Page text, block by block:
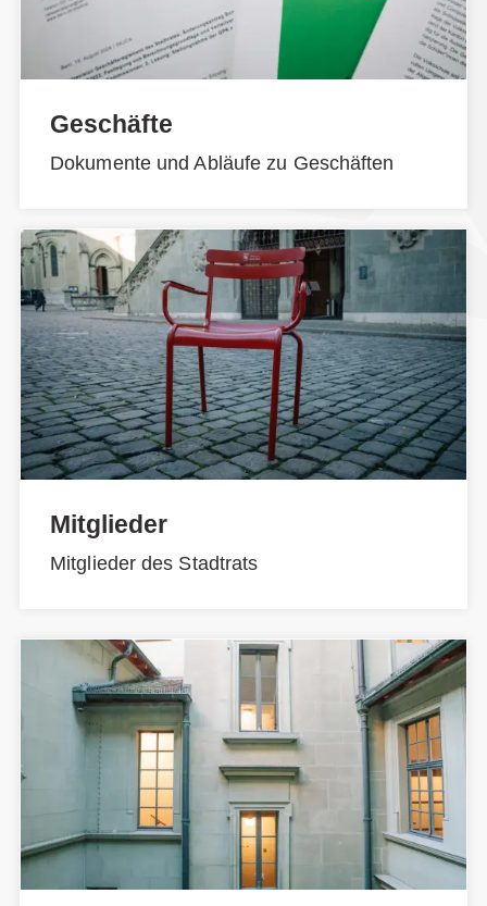
Geschäfte
Dokumente und Abläufe zu Geschäften
Mitglieder
Mitglieder des Stadtrats